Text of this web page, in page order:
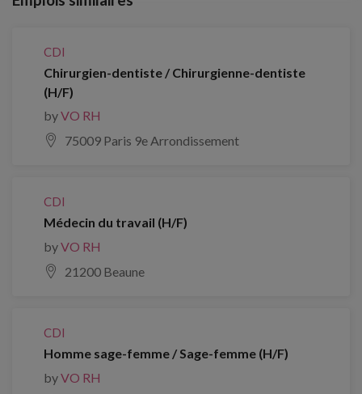
CDI
Chirurgien-dentiste / Chirurgienne-dentiste
(H/F)
byVO RH
75009 Paris 9e Arrondissement
CDI
Médecin du travail (H/F)
byVO RH
21200 Beaune
CDI
Homme sage-femme / Sage-femme (H/F)
byVO RH